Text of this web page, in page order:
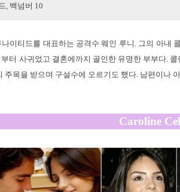
, 백넘버 10
이티드를 대표하는 공격수 웨인 루니. 그의 아내
터 사귀었고 결혼에까지 골인한 유명한 부부다.
주목을 받으며 구설수에 오르기도 했다. 남편이나
Caroline